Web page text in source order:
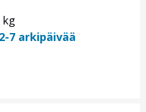
7 arkipäivää